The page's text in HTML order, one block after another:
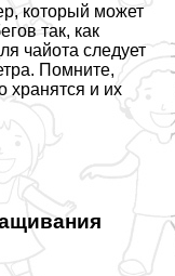
который может
так, как
чайота следует
Помните,
хранятся и их